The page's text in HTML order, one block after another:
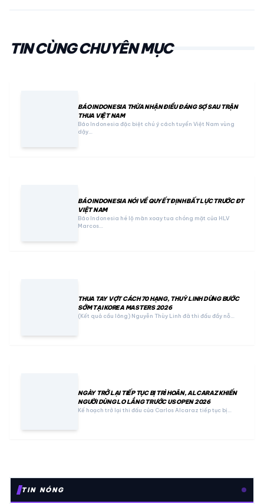
TIN CÙNG CHUYÊN MỤC
BÁO INDONESIA THỪA NHẬN ĐIỀU ĐÁNG SỢ SAU TRẬN
THUA VIỆT NAM
Báo Indonesia đặc biệt chú ý cách tuyển Việt Nam vùng
dậy…
BÁO INDONESIA NÓI VỀ QUYẾT ĐỊNH BẤT LỰC TRƯỚC ĐT
VIỆT NAM
Báo Indonesia hé lộ màn xoay tua chóng mặt của HLV
Marcos…
THUA TAY VỢT CÁCH 70 HẠNG, THUỲ LINH DỪNG BƯỚC
SỚM TẠI KOREA MASTERS 2026
(Kết quả cầu lông) Nguyễn Thùy Linh đã thi đấu đầy nỗ…
NGÀY TRỞ LẠI TIẾP TỤC BỊ TRÌ HOÃN, ALCARAZ KHIẾN
NGƯỜI DÙNG LO LẮNG TRƯỚC US OPEN 2026
Kế hoạch trở lại thi đấu của Carlos Alcaraz tiếp tục bị…
TIN NÓNG